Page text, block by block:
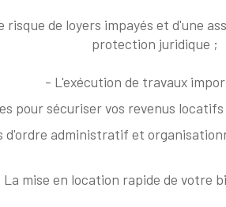
de loyers impayés et d'une
protection juridique ;
- L'exécution de travaux
pour sécuriser vos revenus
d'ordre administratif et
La mise en location rapide de votre